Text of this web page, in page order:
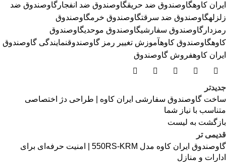
ایران کاوهگاوصندوق ضد حریقگاوصندوق ضد انفجار گاوصندوق ضد
زلزلهگاوصندوق ضد سرقتگاوصندوق خرمگاوصندوق
رمزدار گاوصندوق سفارشیگاوصندوق موحدیگاوصندوق
کاوهگاوصندوق کاوهآموزش تغییر رمز گاوصندوقنمایندگی گاوصندوق
ایران کاوهفروش گاوصندوق
جدیدتر
ساخت گاوصندوق سفارشی ایران کاوه | طراحی دژ اختصاصی
متناسب با نیاز شما
بازگشت به لیست
قدیمی تر
گاوصندوق ایران کاوه مدل 550RS-KRM | امنیت حرفه‌ای برای
ادارات و منازل